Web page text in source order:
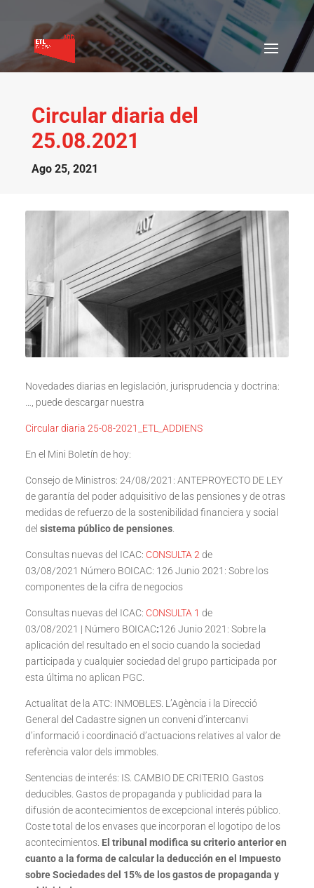
Circular diaria del
25.08.2021
Ago 25, 2021
Novedades diarias en legislación, jurisprudencia y doctrina:
…, puede descargar nuestra
Circular diaria 25-08-2021_ETL_ADDIENS
En el Mini Boletín de hoy:
Consejo de Ministros: 24/08/2021: ANTEPROYECTO DE LEY
de garantía del poder adquisitivo de las pensiones y de otras
medidas de refuerzo de la sostenibilidad financiera y social
del sistema público de pensiones.
Consultas nuevas del ICAC: CONSULTA 2 de
03/08/2021 Número BOICAC: 126 Junio 2021: Sobre los
componentes de la cifra de negocios
Consultas nuevas del ICAC: CONSULTA 1 de
03/08/2021 | Número BOICAC:126 Junio 2021: Sobre la
aplicación del resultado en el socio cuando la sociedad
participada y cualquier sociedad del grupo participada por
esta última no aplican PGC.
Actualitat de la ATC: INMOBLES. L’Agència i la Direcció
General del Cadastre signen un conveni d’intercanvi
d’informació i coordinació d’actuacions relatives al valor de
referència valor dels immobles.
Sentencias de interés: IS. CAMBIO DE CRITERIO. Gastos
deducibles. Gastos de propaganda y publicidad para la
difusión de acontecimientos de excepcional interés público.
Coste total de los envases que incorporan el logotipo de los
acontecimientos. El tribunal modifica su criterio anterior en
cuanto a la forma de calcular la deducción en el Impuesto
sobre Sociedades del 15% de los gastos de propaganda y